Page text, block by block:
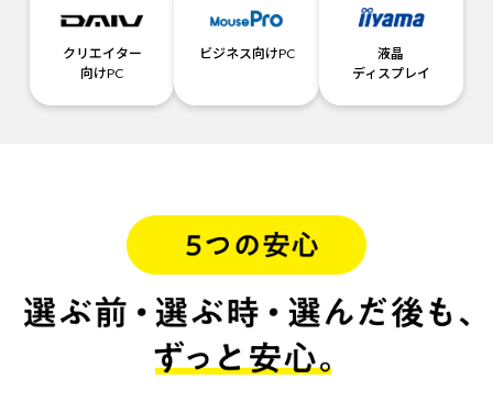
クリエイター
向けPC
ビジネス向けPC
液晶
ディスプレイ